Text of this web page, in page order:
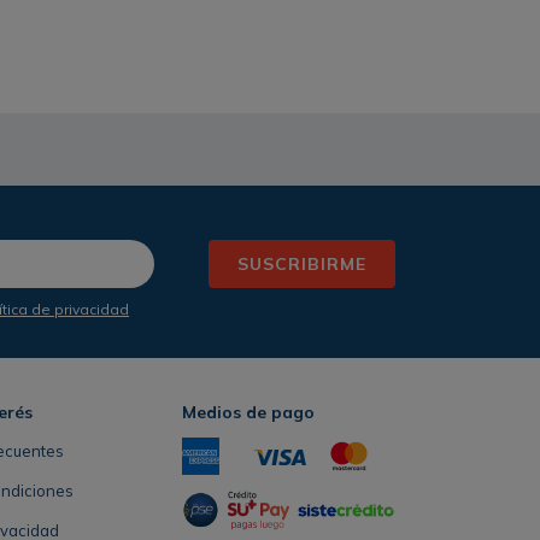
SUSCRIBIRME
de privacidad
Medios de pago